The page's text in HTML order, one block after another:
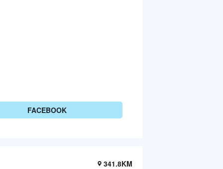
FACEBOOK
341.8KM